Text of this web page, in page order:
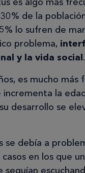
es algo más
de la
lo sufren de
problema,
y la vida social.
es mucho más
la
desarrollo se
se debía a
en los que
seguían